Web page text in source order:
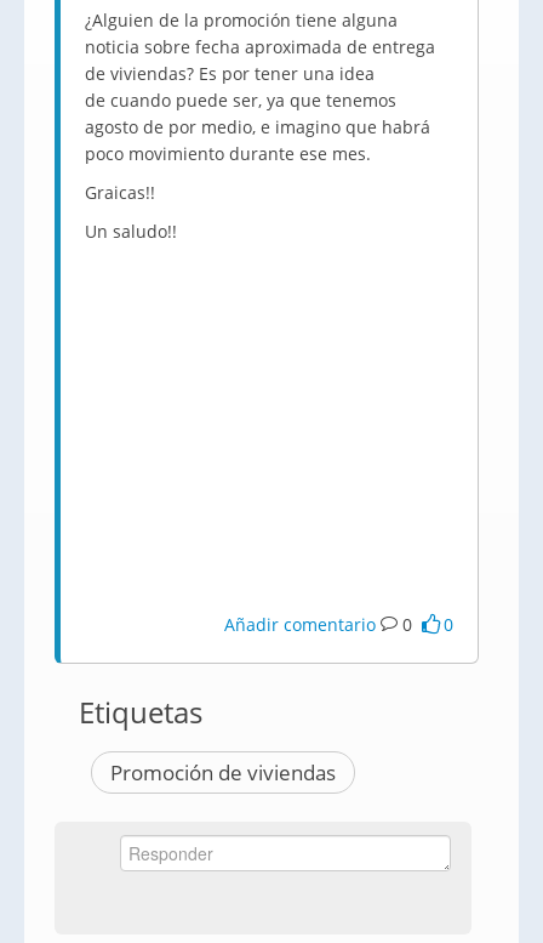
¿Alguien de la promoción tiene alguna
noticia sobre fecha aproximada de entrega
de viviendas? Es por tener una idea
de cuando puede ser, ya que tenemos
agosto de por medio, e imagino que habrá
poco movimiento durante ese mes.
Graicas!!
Un saludo!!
Añadir comentario 0 0
Etiquetas
Promoción de viviendas